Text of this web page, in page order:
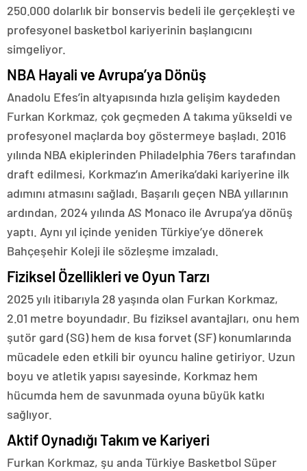
250.000 dolarlık bir bonservis bedeli ile gerçekleşti ve
profesyonel basketbol kariyerinin başlangıcını
simgeliyor.
NBA Hayali ve Avrupa’ya Dönüş
Anadolu Efes’in altyapısında hızla gelişim kaydeden
Furkan Korkmaz, çok geçmeden A takıma yükseldi ve
profesyonel maçlarda boy göstermeye başladı. 2016
yılında NBA ekiplerinden Philadelphia 76ers tarafından
draft edilmesi, Korkmaz’ın Amerika’daki kariyerine ilk
adımını atmasını sağladı. Başarılı geçen NBA yıllarının
ardından, 2024 yılında AS Monaco ile Avrupa’ya dönüş
yaptı. Aynı yıl içinde yeniden Türkiye’ye dönerek
Bahçeşehir Koleji ile sözleşme imzaladı.
Fiziksel Özellikleri ve Oyun Tarzı
2025 yılı itibarıyla 28 yaşında olan Furkan Korkmaz,
2.01 metre boyundadır. Bu fiziksel avantajları, onu hem
şutör gard (SG) hem de kısa forvet (SF) konumlarında
mücadele eden etkili bir oyuncu haline getiriyor. Uzun
boyu ve atletik yapısı sayesinde, Korkmaz hem
hücumda hem de savunmada oyuna büyük katkı
sağlıyor.
Aktif Oynadığı Takım ve Kariyeri
Furkan Korkmaz, şu anda Türkiye Basketbol Süper